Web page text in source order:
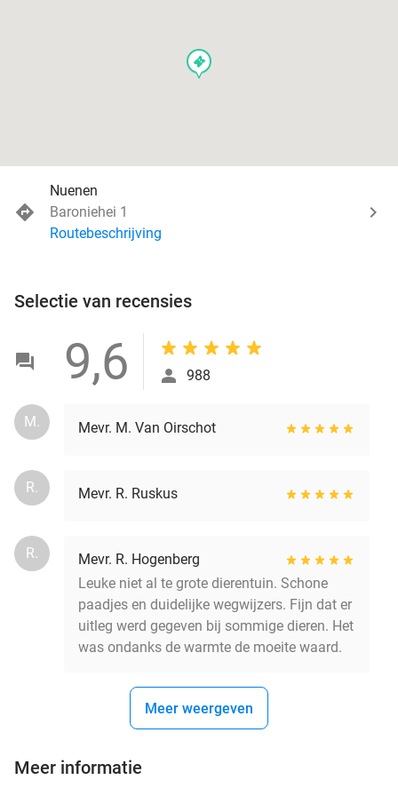
events
Nuenen
Baroniehei 1
Routebeschrijving
Selectie van recensies
9,6 988
M. Mevr. M. Van Oirschot
R. Mevr. R. Ruskus
R.
Mevr. R. Hogenberg
Leuke niet al te grote dierentuin. Schone
paadjes en duidelijke wegwijzers. Fijn dat er
uitleg werd gegeven bij sommige dieren. Het
was ondanks de warmte de moeite waard.
Meer weergeven
Meer informatie